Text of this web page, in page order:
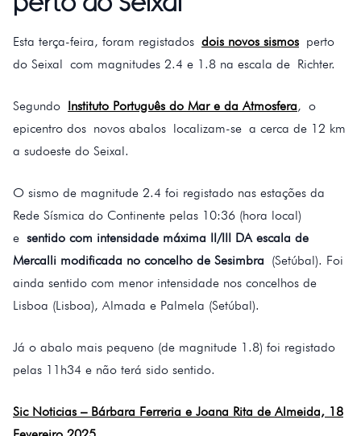
Esta terça-feira, foram registados dois novos sismos perto
do Seixal com magnitudes 2.4 e 1.8 na escala de Richter.
Segundo Instituto Português do Mar e da Atmosfera, o
epicentro dos novos abalos localizam-se a cerca de 12 km
a sudoeste do Seixal.
O sismo de magnitude 2.4 foi registado nas estações da
Rede Sísmica do Continente pelas 10:36 (hora local)
e sentido com intensidade máxima II/III DA escala de
Mercalli modificada no concelho de Sesimbra (Setúbal). Foi
ainda sentido com menor intensidade nos concelhos de
Lisboa (Lisboa), Almada e Palmela (Setúbal).
Já o abalo mais pequeno (de magnitude 1.8) foi registado
pelas 11h34 e não terá sido sentido.
Sic Noticias – Bárbara Ferreria e Joana Rita de Almeida, 18